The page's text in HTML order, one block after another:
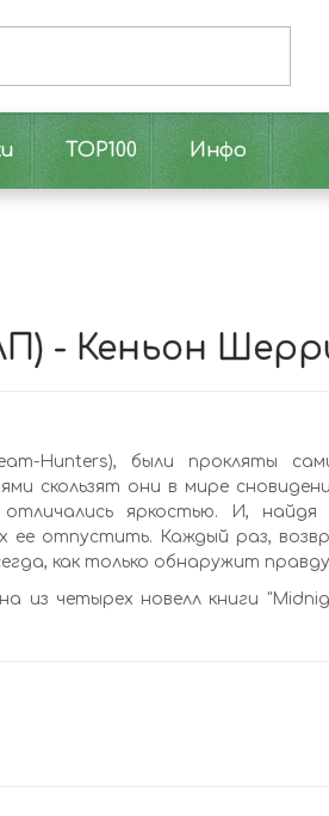
TOP100 Инфо
- Кеньон
Hunters), были прокляты
скользят они в мире
яркостью. И,
ее отпустить. Каждый раз,
как только обнаружит
из четырех новелл книги